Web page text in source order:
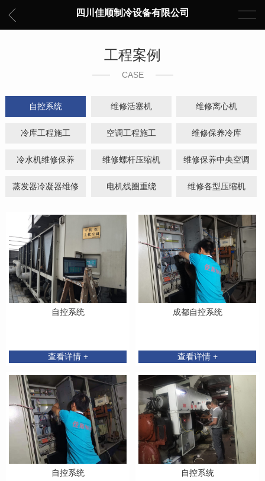
四川佳顺制冷设备有限公司
工程案例
CASE
自控系统 维修活塞机 维修离心机
冷库工程施工 空调工程施工 维修保养冷库
冷水机维修保养 维修螺杆压缩机 维修保养中央空调
蒸发器冷凝器维修 电机线圈重绕 维修各型压缩机
自控系统
查看详情 +
成都自控系统
查看详情 +
自控系统 自控系统